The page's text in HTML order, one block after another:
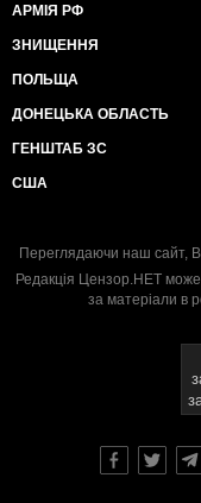
АРМІЯ РФ
ЗНИЩЕННЯ
ПОЛЬЩА
ДОНЕЦЬКА ОБЛАСТЬ
ГЕНШТАБ ЗС
США
Переглядаючи наш сайт,
Редакція Цензор.НЕТ може
за матеріали в